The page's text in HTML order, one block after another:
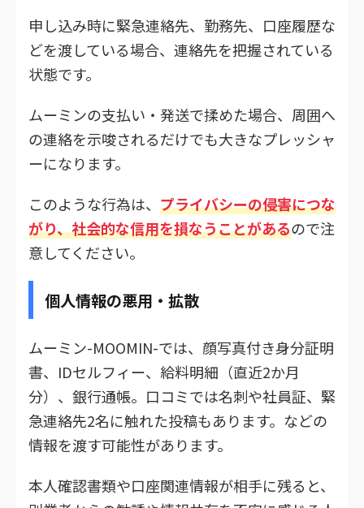
申し込み時に緊急連絡先、勤務先、口座履歴な
どを渡している場合、連絡先を把握されている
状態です。
ムーミンの支払い・発送で揉めた場合、周囲へ
の連絡を示唆されるだけでも大きなプレッシャ
ーになります。
このような行為は、 プライバシーの侵害につな
がり、社会的な信用を損なうことがあるので注
意してください。
個人情報の悪用・拡散
ムーミン-MOOMIN-では、顔写真付き身分証明
書、IDセルフィー、給料明細（直近2か月
分）、銀行通帳。口コミでは名刺や社員証、緊
急連絡先2名に触れた投稿もあります。などの
情報を渡す可能性があります。
本人確認書類や口座関連情報が相手に残ると、